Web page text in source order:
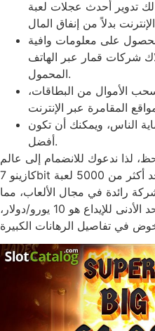
تدوير أحدث عجلات لعبة
على معلومات وافية
شركات قمار عبر الهاتف
المحمول.
سحب الأموال من البطاقات،
الناس، ويمكنك أن تكون
أفضل.
أن الرقم 7 رقم حظ، لذا ندعوك للانضمام إلى عالم
كازينو 7bit المحلي بأمل كبير في الفوز. ستجد أكثر من 5000 لعبة
الإنترنت من أكثر من 50 شركة رائدة في مجال الألعاب، مما
يمنحك فرصة للفوز بجوائز قيّمة. الحد الأدنى للإيداع هو 10 يورو/دولار،